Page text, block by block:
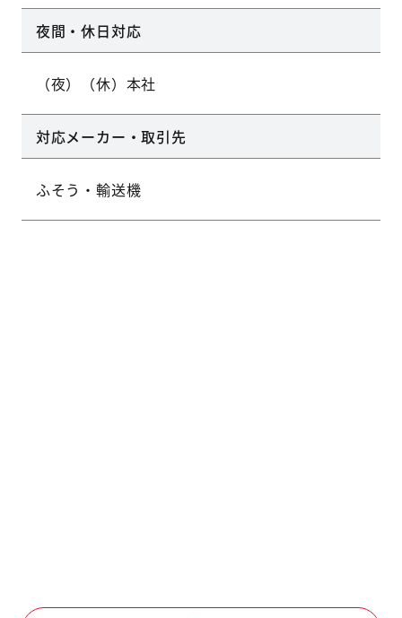
夜間・休日対応
（夜）（休）本社
対応メーカー・取引先
ふそう・輸送機